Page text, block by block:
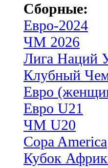
Сборные:
Евро-2024
ЧМ 2026
Лига Наций
Клубный
Евро
Евро U21
ЧМ U20
Copa America
Кубок